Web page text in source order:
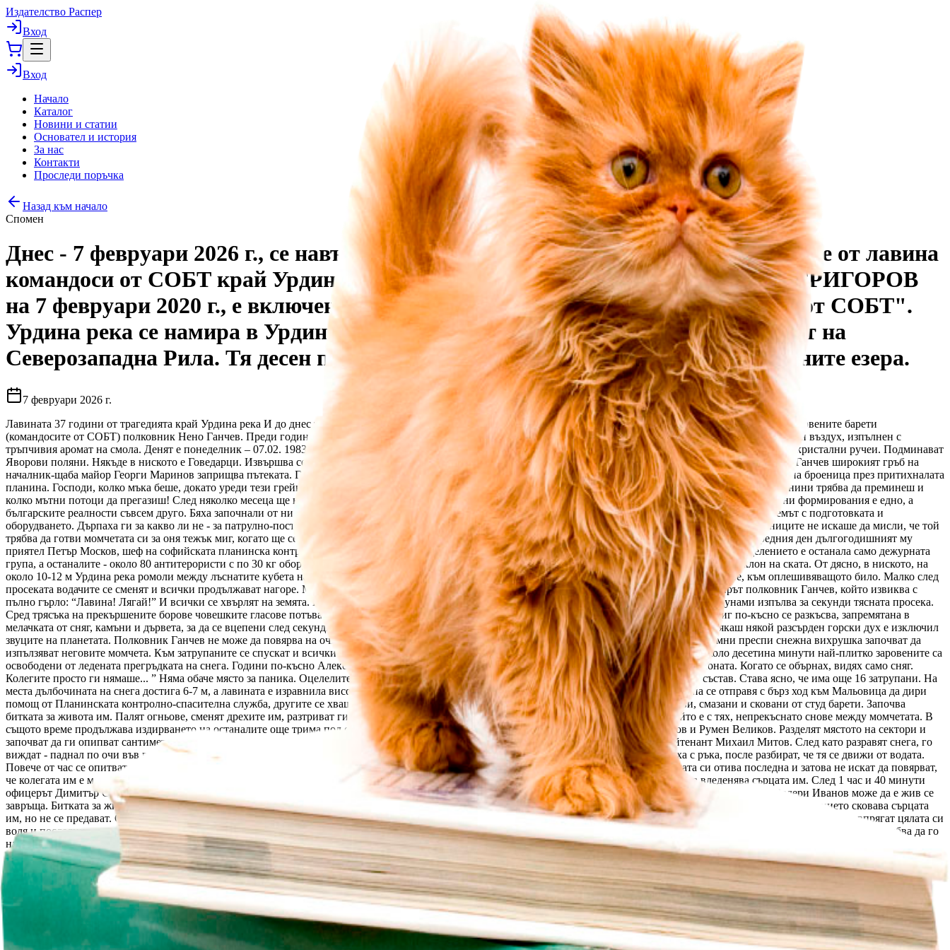
Издателство Распер
Вход
Вход
Начало
Каталог
Новини и статии
Основател и история
За нас
Контакти
Проследи поръчка
Назад към начало
Спомен
Днес - 7 февруари 2026 г., се навършват 43 години от трагедията със затрупаните от лавина
командоси от СОБТ край Урдина река. Статията, публикувана от ПЛАМЕН ГРИГОРОВ
на 7 февруари 2020 г., е включена в книгата "Червените барети. Командосите от СОБТ".
Урдина река се намира в Урдиния циркус, който е разположен в западната част на
Северозападна Рила. Тя десен приток на река Черни Искър и се влива в Урдините езера.
7 февруари 2026 г.
Лавината 37 години от трагедията край Урдина река И до днес тя стряска не само съня на живите, но и душите на мъртвите, сред които е и първият командир на Червените барети
(командосите от СОБТ) полковник Нено Ганчев. Преди години при спомена за нея очите му се изпълваха със сълзи и сякаш отново усещаше в гърлото си оня леден въздух, изпълнен с
тръпчивия аромат на смола. Денят е понеделник – 07.02. 1983 г. Движат се един след друг в колона. Отдясно, в сенчестото дере, Урдина река ромоли с бързите си кристални ручеи. Подминават
Яворови поляни. Някъде в ниското е Говедарци. Извършва се планирано учение - поход за оцеляване в тежки зимни условия. На няколко крачки пред полковник Ганчев широкият гръб на
началник-щаба майор Георги Маринов заприщва пътеката. Ганчев се обръща за секунда-две назад и вижда как цял рояк от "сини минзухари" се вие като навързана броеница през притихналата
планина. Господи, колко мъка беше, докато уреди тези грейки за момчетата си! Който не се е разправял с тиловаци и началници, той не знае само през колко планини трябва да преминеш и
колко мътни потоци да прегазиш! След няколко месеца ще навлязат в третата година на съществуването си. Световният опит за създаването на антитерористични формирования е едно, а
българските реалности съвсем друго. Бяха започнали от нищото и направили доста, но ги чакаше още твърде много. Най-труден продължаваше да бъде проблемът с подготовката и
оборудването. Дърпаха ги за какво ли не - за патрулно-постова служба, за подсилване на нарядите на районните управления, за дежурства. И никой от началниците не искаше да мисли, че той
трябва да готви момчетата си за оня тежък миг, когато ще се изправят очи в очи със смъртта. Наближава 14 часа. До крайния пункт остава съвсем малко. Предния ден дългогодишният му
приятел Петър Москов, шеф на софийската планинска контролно-спасителна служба, е обходил маршрута и е предрекъл пълноценно разтоварване. В поделението е останала само дежурната
група, а останалите - около 80 антитерористи с по 30 кг оборудване на гърба си, са с него. Затрупаната от снега пътека продължава да се вие по левия склон на ската. От дясно, в ниското, на
около 10-12 м Урдина река ромоли между лъснатите кубета на камъните. Подминават тясна просека, разделяща на две боровата гора и виеща се нагоре, към оплешивяващото било. Малко след
просеката водачите се сменят и всички продължават нагоре. Мнозина забелязват, че боровете над тях потъват в снежен прах. Пръв реагира командирът полковник Ганчев, който извиква с
пълно гърло: “Лавина! Лягай!” И всички се хвърлят на земята. Но ударът е страшен. Помита ги като сламки. Първата вълна на огромното снежно цунами изпълва за секунди тясната просека.
Сред трясъка на прекършените борове човешките гласове потъват сякаш в преизподнята. Броеницата от “сини минзухари” се огъва в средата си, миг по-късно се разкъсва, запремятана в
мелачката от сняг, камъни и дървета, за да се вцепени след секунди затрупана под внезапно оживялата планина. После става тихо, много тихо… Сякаш някой разсърден горски дух е изключил
звуците на планетата. Полковник Ганчев не може да повярва на очите си. Като в забавен каданс, кадър след кадър, гледа как от утаилата се в огромни преспи снежна вихрушка започват да
изпълзяват неговите момчета. Към затрупаните се спускат и всички незасегнати от снежния порой. Започва бясна надпревара с времето. След около десетина минути най-плитко заровените са
освободени от ледената прегръдката на снега. Години по-късно Алексей Петров си спомня: “Точно преди това бяхме поели водачеството на колоната. Когато се обърнах, видях само сняг.
Колегите просто ги нямаше... ” Няма обаче място за паника. Оцелелите запазват хладнокръвие. Прави се бърза проверка по списъка на личния състав. Става ясно, че има още 16 затрупани. На
места дълбочината на снега достига 6-7 м, а лавината е изравнила високите бреговете на реката. Търсенето започва веднага. Докато една група се отправя с бърз ход към Мальовица да дири
помощ от Планинската контролно-спасителна служба, другите се хващат за сапьорските лопатки. За 45 минути изваждат още 13 полумъртви, смазани и сковани от студ барети. Започва
битката за живота им. Палят огньове, сменят дрехите им, разтриват ги, наливат ги с чай и ром, за да ги сгреят. Лекарят на поделението, който е с тях, непрекъснато снове между момчетата. В
същото време продължава издирването на останалите още трима под снега - лейтенант Михаил Радев Митов, и старшините Валери Иванов и Румен Великов. Разделят мястото на сектори и
започват да ги опипват сантиметър по сантиметър със саморъчно направени от боровете сонди. Пръв от тримата откриват тялото и на лейтенант Михаил Митов. След като разравят снега, го
виждат - паднал по очи във водата, до самия бряг на реката. В първия миг помислят че е жив, тъй като остават с представата, че уж им маха с ръка, после разбират, че тя се движи от водата.
Повече от час се опитват да го върнат към живота. Правят му масажи на сърцето, изкуствено дишане, преобличат го в сухи дрехи. Надеждата си отива последна и затова не искат да повярват,
че колегата им е мъртъв. А лейтенантът е само на 22 години, само с няколко месеца служба след завършването на военното училище. Смъртта вледенява сърцата им. След 1 час и 40 минути
офицерът Димитър Стефанов открива Румен Великов жив под водата. По една случайност главата му попада под хралупата на голям камък. Надеждата, че и Валери Иванов може да е жив се
завръща. Битката за живота му продължава с нови сили. Часовете стават минути, минутите секунди. Преравят плинини от сняг, но напразно. Валерката го няма. Отчаянието сковава сърцата
им, но не се предават. Около 18 часа пристигат около 25 спасители от Мальовица, София и Самоков. Пострадалите са евакуирани до най-близкия населен пункт, а останалите впрягат цялата си
воля и последните си сили, за да дирят затрупания си приятел заедно със спасителите. Валери е само на 29 години, вкъщи го чака миловидната му съпруга и трите му малки деца. Трябва да го
намерят, трябва!... Нощта отдавна е прихлупила с черното си наметало виновно кротналата се планина. Часовете се нижат един след друг. Дори и да го намерят, Валерката няма никакви
шансове да е останал жив. Спасителите се опитват да обяснят, че затрупаните в снега не могат да шавнат изобщо и са като затрупани с пръст. Дишането е възможно само в началото. После от
горещия човешки дъх и топлината на тялото се образува ледена капсула и въздухът свършва. Въпреки очевидните истини търсенето продължава. Най-после го откриват на 7 метра под снега.
Часът е 21, 00... Час, превърнал се в безвремие за останалите живи командоси...
Разгледай нашите книги→
Още новини